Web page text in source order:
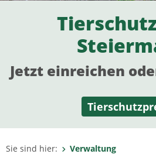
Jetzt einreichen
Sie sind hier: Verwaltung